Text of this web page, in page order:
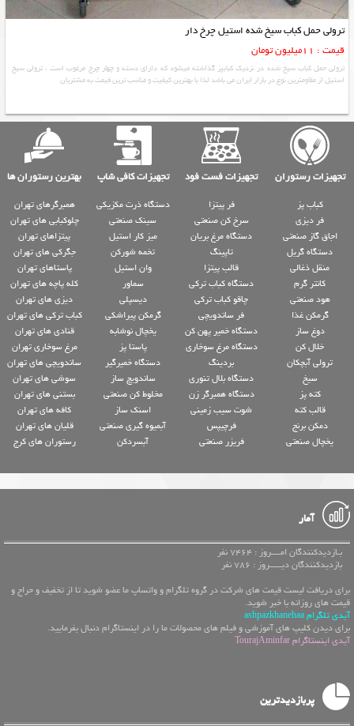
ترولی حمل کباب سیخ شده استیل چرخ دار
قیمت : 11میلیون تومان
ترولی حمل کباب سیخ شده در نزدیک کبابپز گذاشته میشود که دارای دسته و چهار چرخ مرغوب است ، ترولی سیخ
استیل از مقاومترین نوع در بازار ایران می باشد لذا با بهترین کیفیت و مناسب ترین قیمت به مشتریان
تجهیزات رستوران تجهیزات فست فود تجهیزات کافی شاپ بهترین رستوران ها
کباب پز
فر دیزی
اجاق گاز صنعتی
دستگاه گریل
منقل ذغالی
کانتر گرم
هود صنعتی
گرمکن غذا
دوغ ساز
خلال کن
ترولی آبچکان
سیخ
کته پز
قالب کته
دمکن برنج
یخچال صنعتی
فر پیتزا
سرخ کن صنعتی
دستگاه مرغ بریان
تاپینگ
قالب پیتزا
دستگاه کباب ترکی
چاقو کباب ترکی
فر ساندویچی
دستگاه خمیر پهن کن
دستگاه مرغ سوخاری
بردینگ
دستگاه بلال تنوری
دستگاه همبرگر زن
شوت سیب زمینی
فرچیپس
فریزر صنعتی
دستگاه ذرت مکزیکی
سینک صنعتی
میز کار استیل
تخمه شورکن
وان استیل
سماور
دیسپلی
گرمکن پیراشکی
یخچال نوشابه
پاستا پز
دستگاه خمیرگیر
ساندویچ ساز
مخلوط کن صنعتی
اسنک ساز
آبمیوه گیری صنعتی
آبسردکن
همبرگرهای تهران
چلوکبابی های تهران
پیتزاهای تهران
جگرکی های تهران
پاستاهای تهران
کله پاچه های تهران
دیزی های تهران
کباب ترکی های تهران
قنادی های تهران
مرغ سوخاری تهران
ساندویچی های تهران
سوشی های تهران
بستنی های تهران
کافه های تهران
قلیان های تهران
رستوران های کرج
آمار
بـازدیدکنندگان امــــروز : 7464 نفر
بازدیدکنندگان دیـــــروز : 786 نفر
برای دریافت لیست قیمت های شرکت در گروه تلگرام و واتساپ ما عضو شوید تا از تخفیف و حراج و
قیمت های روزانه با خبر شوید.
آیدی تلگرام ashpazkhanehaa
برای دیدن کلیپ های آموزشی و فیلم های محصولات ما را در اینستاگرام دنبال بفرمایید.
آیدی اینستاگرام TourajAminfar
پربازدیدترین